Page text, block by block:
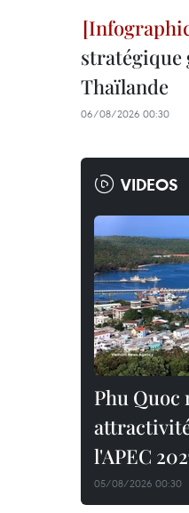
stratégique
Thaïlande
06/08/2026 00:30
VIDEOS
Phu Quoc
l'APEC
05/08/2026 00:30